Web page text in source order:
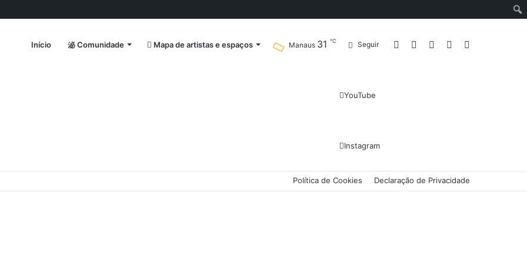
Início Comunidade Mapa de artistas e espaços Switch
Barra
Artigo
Entrar
Seguir
YouTube
Instagram
Manaus 31 ℃
Política de Cookies Declaração de Privacidade